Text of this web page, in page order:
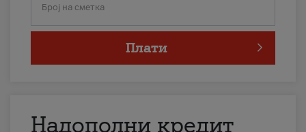
Број на сметка
Плати
Надополни кредит